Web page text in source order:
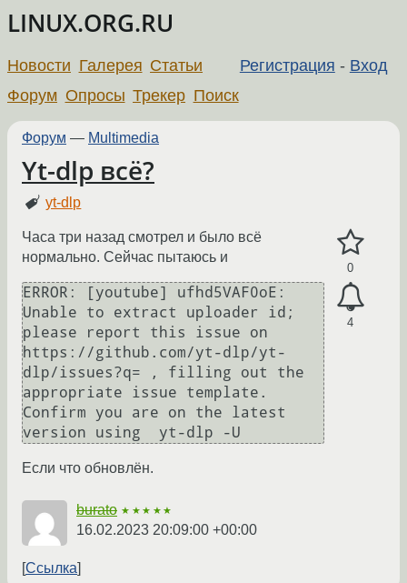
LINUX.ORG.RU
Регистрация - Вход
Новости Галерея Статьи
Форум Опросы Трекер Поиск
Форум — Multimedia
Yt-dlp всё?
yt-dlp
0
4
Часа три назад смотрел и было всё
нормально. Сейчас пытаюсь и
ERROR: [youtube] ufhd5VAF0oE:
Unable to extract uploader id;
please report this issue on
https://github.com/yt-dlp/yt-
dlp/issues?q= , filling out the
appropriate issue template.
Confirm you are on the latest
version using  yt-dlp -U
Если что обновлён.
burato ★★★★★
16.02.2023 20:09:00 +00:00
Ссылка